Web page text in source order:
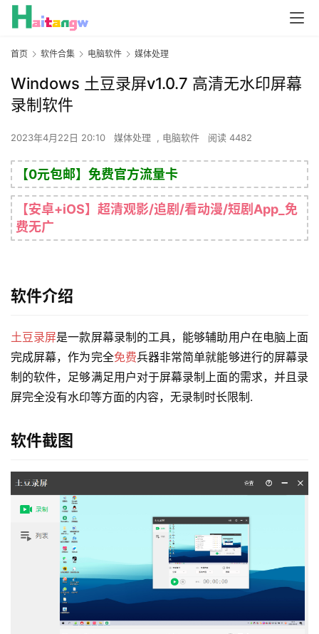
首页 软件合集 电脑软件 媒体处理
Windows 土豆录屏v1.0.7 高清无水印屏幕
录制软件
2023年4月22日 20:10 媒体处理 , 电脑软件 阅读 4482
【0元包邮】免费官方流量卡
【安卓+iOS】超清观影/追剧/看动漫/短剧App_免
费无广
软件介绍
土豆录屏是一款屏幕录制的工具，能够辅助用户在电脑上面
完成屏幕，作为完全免费兵器非常简单就能够进行的屏幕录
制的软件，足够满足用户对于屏幕录制上面的需求，并且录
屏完全没有水印等方面的内容，无录制时长限制.
软件截图